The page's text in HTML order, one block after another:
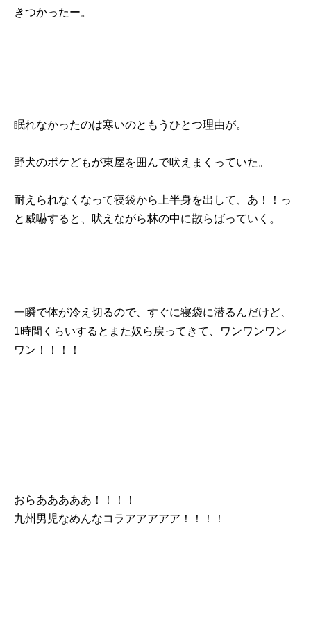
きつかったー。
眠れなかったのは寒いのともうひとつ理由が。
野犬のボケどもが東屋を囲んで吠えまくっていた。
耐えられなくなって寝袋から上半身を出して、あ！！っ
と威嚇すると、吠えながら林の中に散らばっていく。
一瞬で体が冷え切るので、すぐに寝袋に潜るんだけど、
1時間くらいするとまた奴ら戻ってきて、ワンワンワン
ワン！！！！
おらあああああ！！！！
九州男児なめんなコラアアアアア！！！！